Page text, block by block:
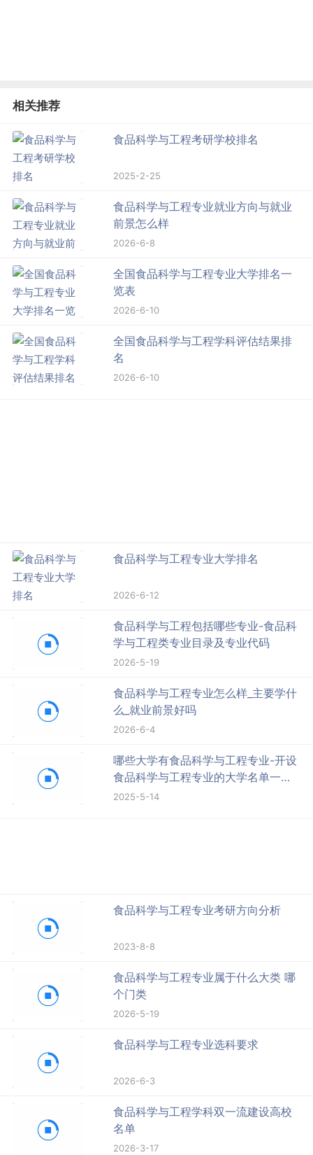
相关推荐
食品科学与工程考研学校排名
2025-2-25
食品科学与工程专业就业方向与就业
前景怎么样
2026-6-8
全国食品科学与工程专业大学排名一
览表
2026-6-10
全国食品科学与工程学科评估结果排
名
2026-6-10
食品科学与工程专业大学排名
2026-6-12
食品科学与工程包括哪些专业-食品科
学与工程类专业目录及专业代码
2026-5-19
食品科学与工程专业怎么样_主要学什
么_就业前景好吗
2026-6-4
哪些大学有食品科学与工程专业-开设
食品科学与工程专业的大学名单一览
表
2025-5-14
食品科学与工程专业考研方向分析
2023-8-8
食品科学与工程专业属于什么大类 哪
个门类
2026-5-19
食品科学与工程专业选科要求
2026-6-3
食品科学与工程学科双一流建设高校
名单
2026-3-17